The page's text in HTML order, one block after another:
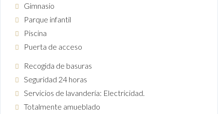
Gimnasio
Parque infantil
Piscina
Puerta de acceso
Recogida de basuras
Seguridad 24 horas
Servicios de lavandería: Electricidad.
Totalmente amueblado